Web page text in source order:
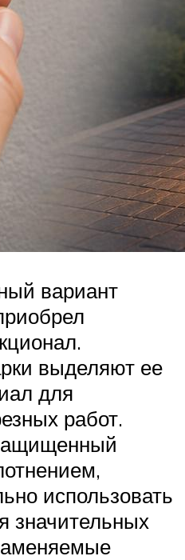
вариант
выделяют ее
для
работ.
использовать
значительных